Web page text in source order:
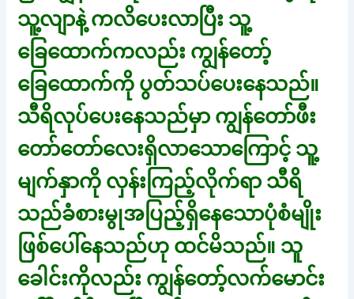
သူ့လျာနဲ့ ကလိပေးလာပြီး သူ့
ခြေထောက်ကလည်း ကျွန်တော့်
ခြေထောက်ကို ပွတ်သပ်ပေးနေသည်။
သီရိလုပ်ပေးနေသည်မှာ ကျွန်တော်ဖီး
တော်တော်လေးရှိလာသောကြောင့် သူ့
မျက်နှာကို လှန်းကြည့်လိုက်ရာ သီရိ
သည်ခံစားမွုအပြည့်ရှိနေသောပုံစံမျိုး
ဖြစ်ပေါ်နေသည်ဟု ထင်မိသည်။ သူ
ခေါင်းကိုလည်း ကျွန်တော့်လက်မောင်း